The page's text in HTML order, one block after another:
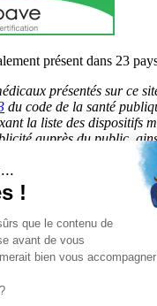
présent dans 23
présentés sur ce
du code de la santé
la liste des dispositifs
auprès du public,
santé publique. Par
et rendus accessibles au
Tous droits réservés.
!
Certificat SSL
!
que le contenu de
avant de vous
bien vous